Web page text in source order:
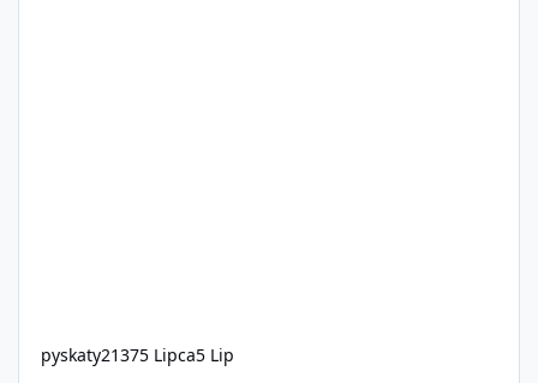
pyskaty21375 Lipca5 Lip